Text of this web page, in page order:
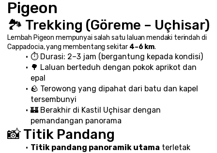
Pigeon
🏞️ Trekking (Göreme – Uçhisar)
Lembah Pigeon mempunyai salah satu laluan mendaki terindah di
Cappadocia, yang membentang sekitar 4–6 km.
⏱️ Durasi: 2–3 jam (bergantung kepada kondisi)
🌳 Laluan berteduh dengan pokok aprikot dan
epal
🪨 Terowong yang dipahat dari batu dan kapel
tersembunyi
🏰 Berakhir di Kastil Uçhisar dengan
pemandangan panorama
📸 Titik Pandang
Titik pandang panoramik utama terletak